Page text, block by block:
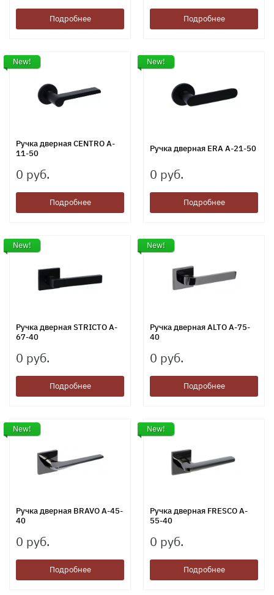
Подробнее Подробнее
New!
Ручка дверная CENTRO A-
11-50
0 руб.
Подробнее
New!
Ручка дверная ERA A-21-50
0 руб.
Подробнее
New!
Ручка дверная STRICTO A-
67-40
0 руб.
Подробнее
New!
Ручка дверная ALTO A-75-
40
0 руб.
Подробнее
New!
Ручка дверная BRAVO A-45-
40
0 руб.
Подробнее
New!
Ручка дверная FRESCO A-
55-40
0 руб.
Подробнее